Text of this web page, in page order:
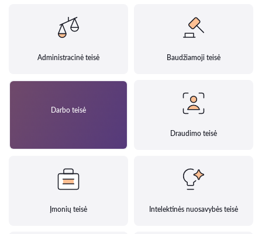
Administracinė teisė Baudžiamoji teisė
Darbo teisė
Draudimo teisė
Įmonių teisė Intelektinės nuosavybės teisė